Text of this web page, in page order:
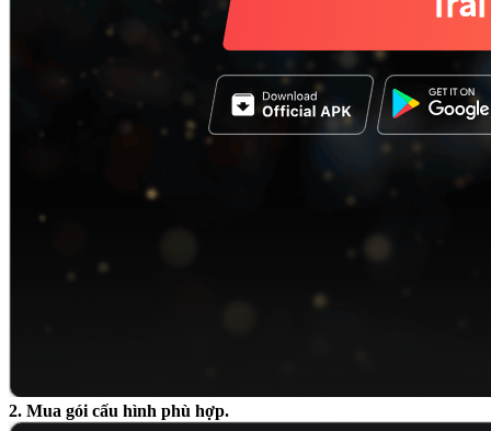
2. Mua gói cấu hình phù hợp.